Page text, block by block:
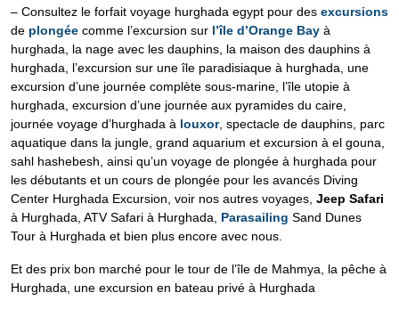
– Consultez le forfait voyage hurghada egypt pour des excursions
de plongée comme l’excursion sur l’île d’Orange Bay à
hurghada, la nage avec les dauphins, la maison des dauphins à
hurghada, l’excursion sur une île paradisiaque à hurghada, une
excursion d’une journée complète sous-marine, l’île utopie à
hurghada, excursion d’une journée aux pyramides du caire,
journée voyage d’hurghada à louxor, spectacle de dauphins, parc
aquatique dans la jungle, grand aquarium et excursion à el gouna,
sahl hashebesh, ainsi qu’un voyage de plongée à hurghada pour
les débutants et un cours de plongée pour les avancés Diving
Center Hurghada Excursion, voir nos autres voyages, Jeep Safari
à Hurghada, ATV Safari à Hurghada,
Parasailing Sand Dunes
Tour à Hurghada et bien plus encore avec nous.
Et des prix bon marché pour le tour de l’île de Mahmya, la pêche à
Hurghada, une excursion en bateau privé à Hurghada